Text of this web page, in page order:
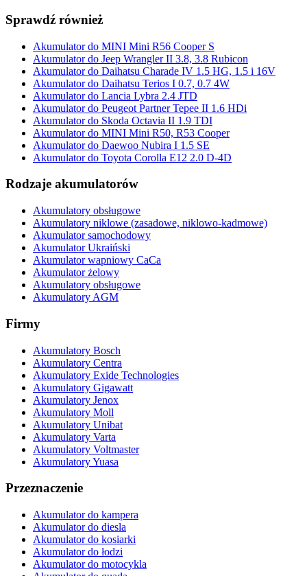
Sprawdź również
Akumulator do MINI Mini R56 Cooper S
Akumulator do Jeep Wrangler II 3.8, 3.8 Rubicon
Akumulator do Daihatsu Charade IV 1.5 HG, 1.5 i 16V
Akumulator do Daihatsu Terios I 0.7, 0.7 4W
Akumulator do Lancia Lybra 2.4 JTD
Akumulator do Peugeot Partner Tepee II 1.6 HDi
Akumulator do Skoda Octavia II 1.9 TDI
Akumulator do MINI Mini R50, R53 Cooper
Akumulator do Daewoo Nubira I 1.5 SE
Akumulator do Toyota Corolla E12 2.0 D-4D
Rodzaje akumulatorów
Akumulatory obsługowe
Akumulatory niklowe (zasadowe, niklowo-kadmowe)
Akumulator samochodowy
Akumulator Ukraiński
Akumulator wapniowy CaCa
Akumulator żelowy
Akumulatory obsługowe
Akumulatory AGM
Firmy
Akumulatory Bosch
Akumulatory Centra
Akumulatory Exide Technologies
Akumulatory Gigawatt
Akumulatory Jenox
Akumulatory Moll
Akumulatory Unibat
Akumulatory Varta
Akumulatory Voltmaster
Akumulatory Yuasa
Przeznaczenie
Akumulator do kampera
Akumulator do diesla
Akumulator do kosiarki
Akumulator do łodzi
Akumulator do motocykla